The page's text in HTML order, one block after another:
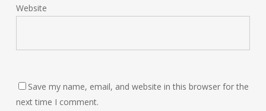
Website
Save my name, email, and website in this browser for the
next time I comment.